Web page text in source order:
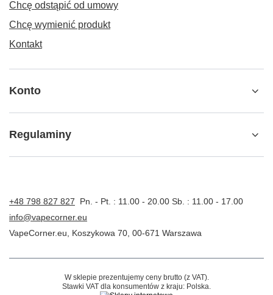
Chcę odstąpić od umowy
Chcę wymienić produkt
Kontakt
Konto
Regulaminy
+48 798 827 827
Pn. - Pt. : 11.00 - 20.00 Sb. : 11.00 - 17.00
info@vapecorner.eu
VapeCorner.eu
Koszykowa 70 00-671 Warszawa
W sklepie prezentujemy ceny brutto (z VAT).
Stawki VAT dla konsumentów z kraju: Polska.